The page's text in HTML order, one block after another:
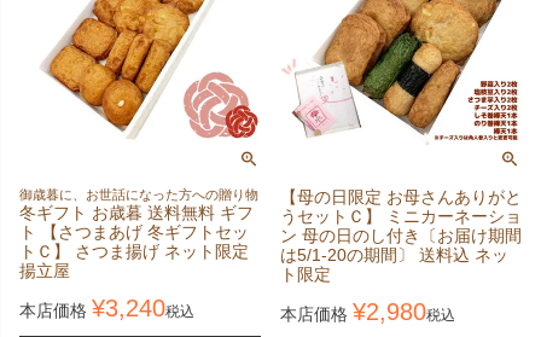
御歳暮に、お世話になった方への贈り物
冬ギフト お歳暮 送料無料 ギフ
ト 【さつまあげ 冬ギフトセッ
トＣ】 さつま揚げ ネット限定
揚立屋
本店価格 ¥3,240税込
【母の日限定 お母さんありがと
うセットＣ】 ミニカーネーショ
ン 母の日のし付き〔お届け期間
は5/1-20の期間〕 送料込 ネッ
ト限定
本店価格 ¥2,980税込